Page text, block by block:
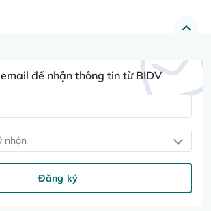
để nhận thông tin từ BIDV
nhận
Đăng ký